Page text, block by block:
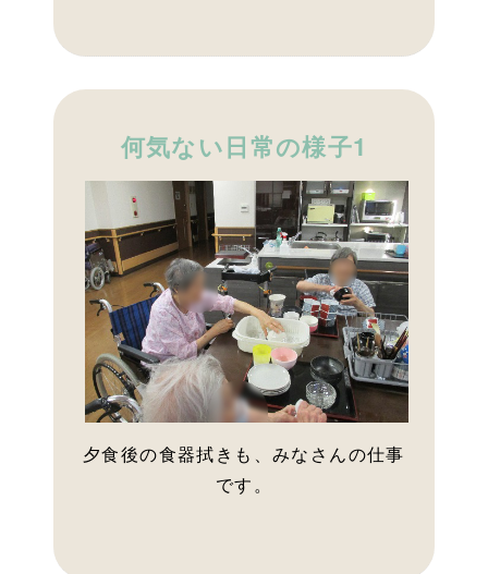
何気ない日常の様子1
夕食後の食器拭きも、みなさんの仕事
です。